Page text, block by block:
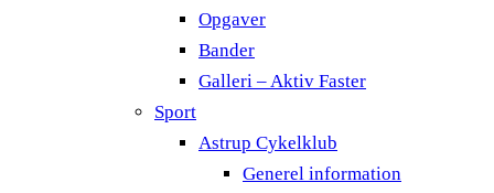
Opgaver
Bander
Galleri – Aktiv Faster
Sport
Astrup Cykelklub
Generel information